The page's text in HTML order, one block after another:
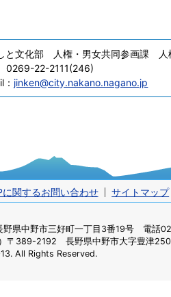
と文化部 人権・男女共同参画課 人
0269-22-2111(246)
jinken@city.nakano.nagano.jp
関するお問い合わせ サイトマップ
県中野市三好町一丁目3番19号 電話
〒389-2192 長野県中野市大字豊津
All Rights Reserved.